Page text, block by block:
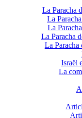
La Paracha
La
La
La Paracha
La Paracha
Israël
La